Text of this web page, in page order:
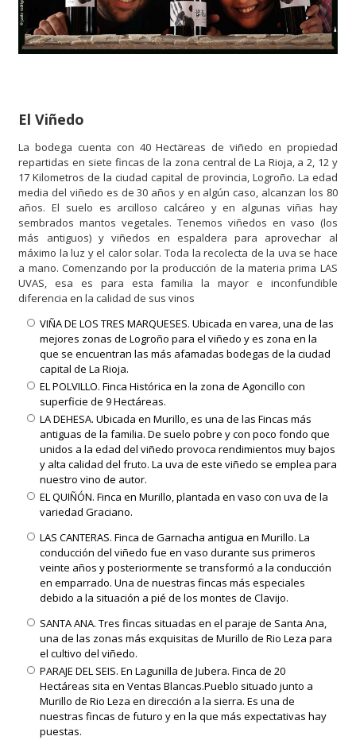
El Viñedo
La bodega cuenta con 40 Hectäreas de viñedo en propiedad
repartidas en siete fincas de la zona central de La Rioja, a 2, 12 y
17 Kilometros de la ciudad capital de provincia, Logroño. La edad
media del viñedo es de 30 años y en algún caso, alcanzan los 80
años. El suelo es arcilloso calcáreo y en algunas viñas hay
sembrados mantos vegetales. Tenemos viñedos en vaso (los
más antiguos) y viñedos en espaldera para aprovechar al
máximo la luz y el calor solar. Toda la recolecta de la uva se hace
a mano. Comenzando por la producción de la materia prima LAS
UVAS, esa es para esta familia la mayor e inconfundible
diferencia en la calidad de sus vinos
VIÑA DE LOS TRES MARQUESES. Ubicada en varea, una de las
mejores zonas de Logroño para el viñedo y es zona en la
que se encuentran las más afamadas bodegas de la ciudad
capital de La Rioja.
EL POLVILLO. Finca Histórica en la zona de Agoncillo con
superficie de 9 Hectáreas.
LA DEHESA. Ubicada en Murillo, es una de las Fincas más
antiguas de la familia. De suelo pobre y con poco fondo que
unidos a la edad del viñedo provoca rendimientos muy bajos
y alta calidad del fruto. La uva de este viñedo se emplea para
nuestro vino de autor.
EL QUIÑÓN. Finca en Murillo, plantada en vaso con uva de la
variedad Graciano.
LAS CANTERAS. Finca de Garnacha antigua en Murillo. La
conducción del viñedo fue en vaso durante sus primeros
veinte años y posteriormente se transformó a la conducción
en emparrado. Una de nuestras fincas más especiales
debido a la situación a pié de los montes de Clavijo.
SANTA ANA. Tres fincas situadas en el paraje de Santa Ana,
una de las zonas más exquisitas de Murillo de Rio Leza para
el cultivo del viñedo.
PARAJE DEL SEIS. En Lagunilla de Jubera. Finca de 20
Hectáreas sita en Ventas Blancas.Pueblo situado junto a
Murillo de Rio Leza en dirección a la sierra. Es una de
nuestras fincas de futuro y en la que más expectativas hay
puestas.